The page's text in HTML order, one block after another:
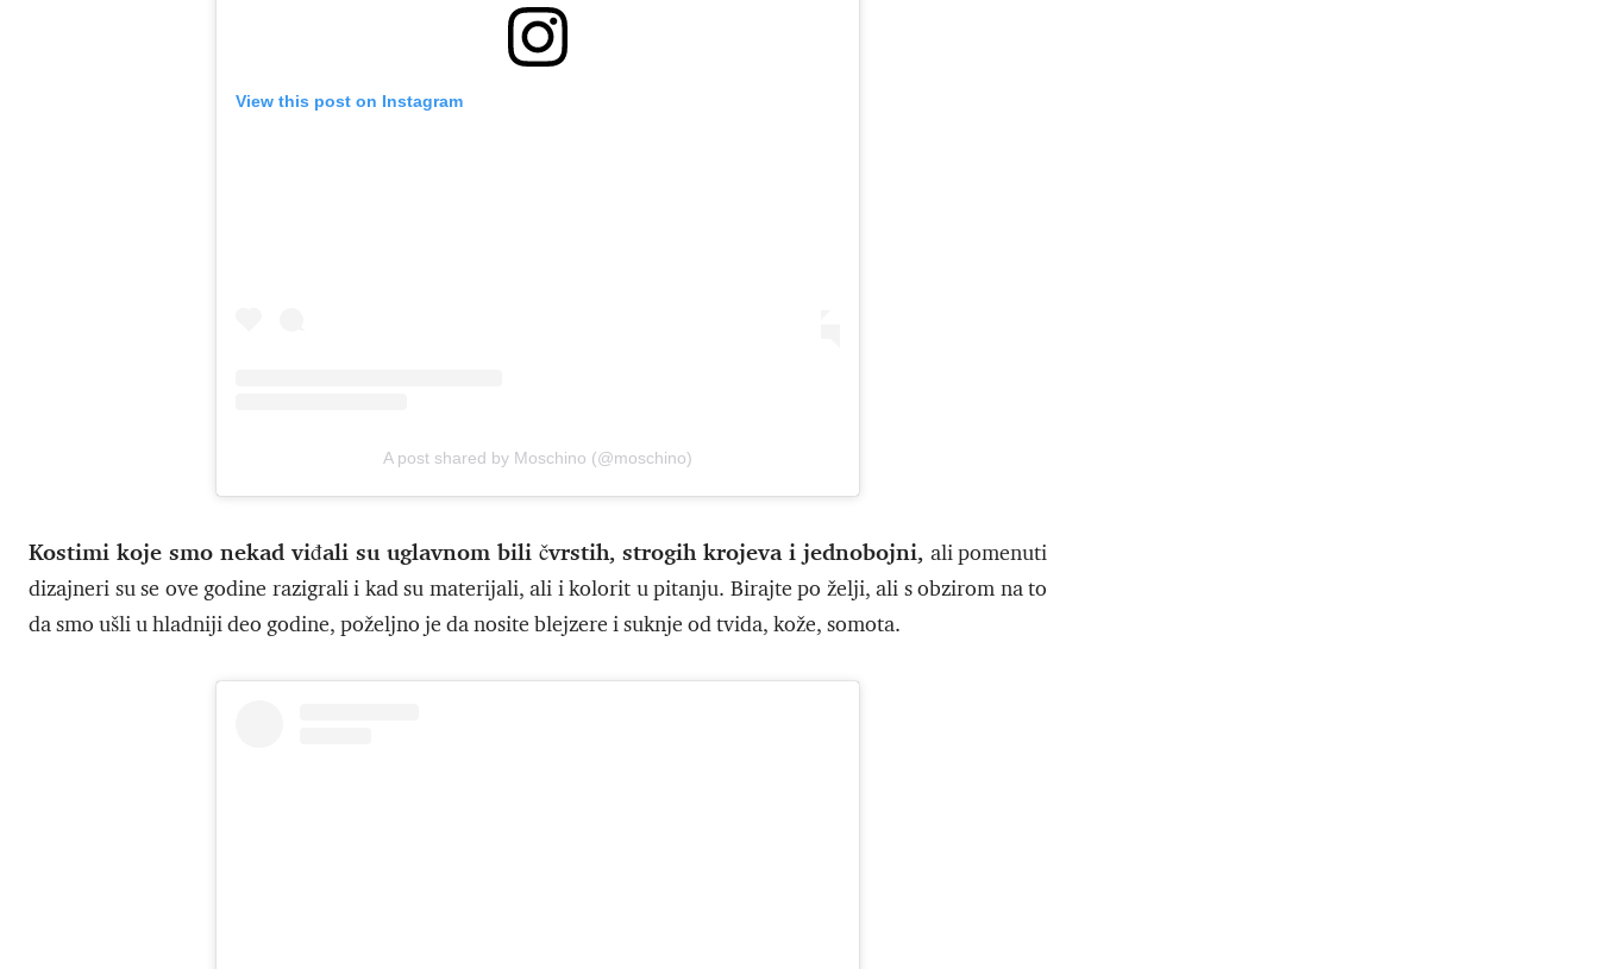
View this post on Instagram
A post shared by Moschino (@moschino)
Kostimi koje smo nekad viđali su uglavnom bili čvrstih, strogih krojeva i jednobojni, ali pomenuti
dizajneri su se ove godine razigrali i kad su materijali, ali i kolorit u pitanju. Birajte po želji, ali s obzirom na to
da smo ušli u hladniji deo godine, poželjno je da nosite blejzere i suknje od tvida, kože, somota.